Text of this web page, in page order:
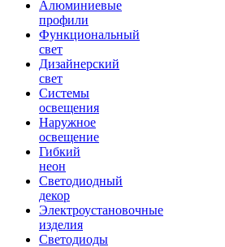
Алюминиевые
профили
Функциональный
свет
Дизайнерский
свет
Системы
освещения
Наружное
освещение
Гибкий
неон
Светодиодный
декор
Электроустановочные
изделия
Светодиоды